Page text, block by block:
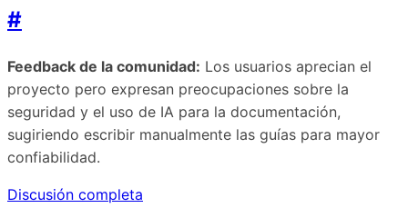
#
Feedback de la comunidad: Los usuarios aprecian el
proyecto pero expresan preocupaciones sobre la
seguridad y el uso de IA para la documentación,
sugiriendo escribir manualmente las guías para mayor
confiabilidad.
Discusión completa